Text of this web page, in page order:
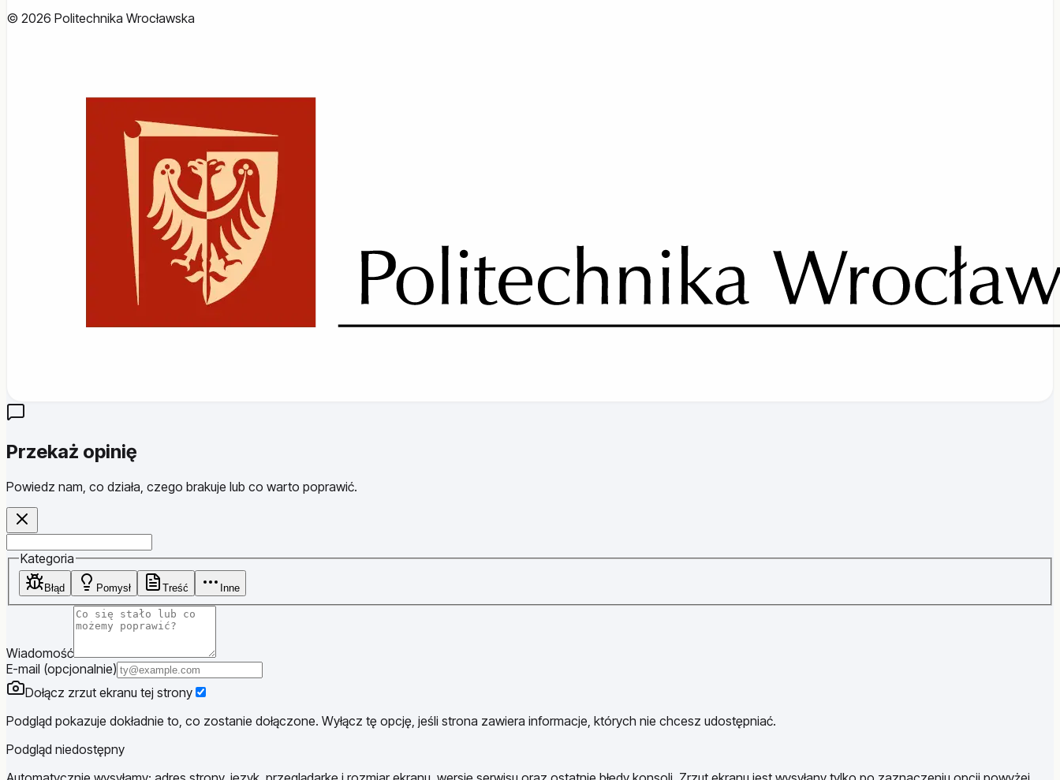
© 2026 Politechnika Wrocławska
Przekaż opinię
Powiedz nam, co działa, czego brakuje lub co warto poprawić.
Website
Kategoria
Błąd Pomysł Treść Inne
Wiadomość
E-mail (opcjonalnie)
Dołącz zrzut ekranu tej strony
Podgląd pokazuje dokładnie to, co zostanie dołączone. Wyłącz tę opcję, jeśli strona zawiera informacje, których nie chcesz udostępniać.
Podgląd niedostępny